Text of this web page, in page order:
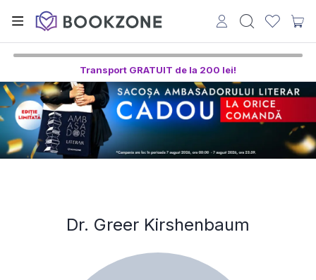
Transport GRATUIT de la 200 lei!
Dr. Greer Kirshenbaum